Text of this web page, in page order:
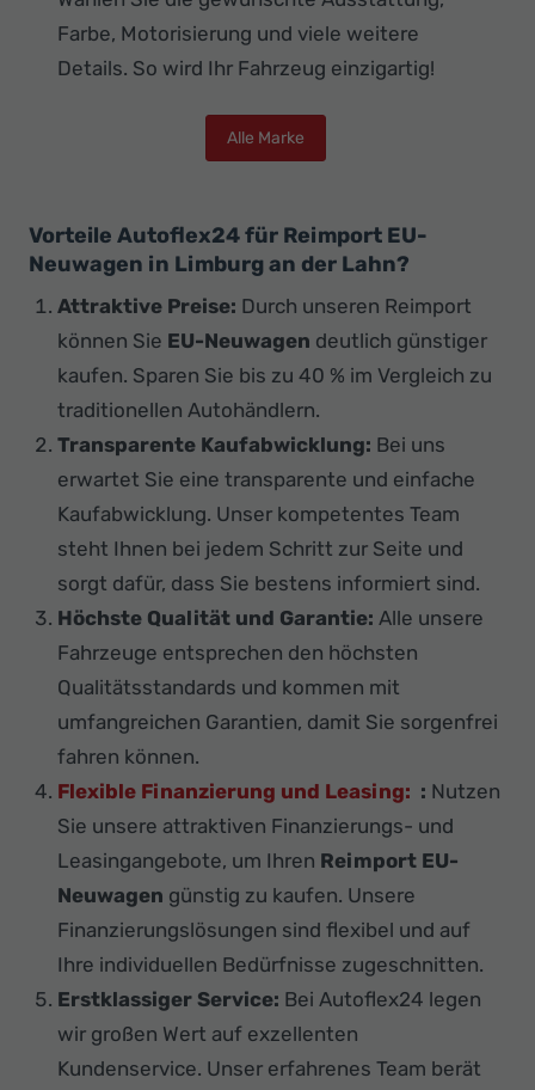
Farbe, Motorisierung und viele weitere
Details. So wird Ihr Fahrzeug einzigartig!
Alle Marke
Vorteile Autoflex24 für Reimport EU-
Neuwagen in Limburg an der Lahn?
Attraktive Preise: Durch unseren Reimport
können Sie EU-Neuwagen deutlich günstiger
kaufen. Sparen Sie bis zu 40 % im Vergleich zu
traditionellen Autohändlern.
Transparente Kaufabwicklung: Bei uns
erwartet Sie eine transparente und einfache
Kaufabwicklung. Unser kompetentes Team
steht Ihnen bei jedem Schritt zur Seite und
sorgt dafür, dass Sie bestens informiert sind.
Höchste Qualität und Garantie: Alle unsere
Fahrzeuge entsprechen den höchsten
Qualitätsstandards und kommen mit
umfangreichen Garantien, damit Sie sorgenfrei
fahren können.
Flexible Finanzierung und Leasing: : Nutzen
Sie unsere attraktiven Finanzierungs- und
Leasingangebote, um Ihren Reimport EU-
Neuwagen günstig zu kaufen. Unsere
Finanzierungslösungen sind flexibel und auf
Ihre individuellen Bedürfnisse zugeschnitten.
Erstklassiger Service: Bei Autoflex24 legen
wir großen Wert auf exzellenten
Kundenservice. Unser erfahrenes Team berät